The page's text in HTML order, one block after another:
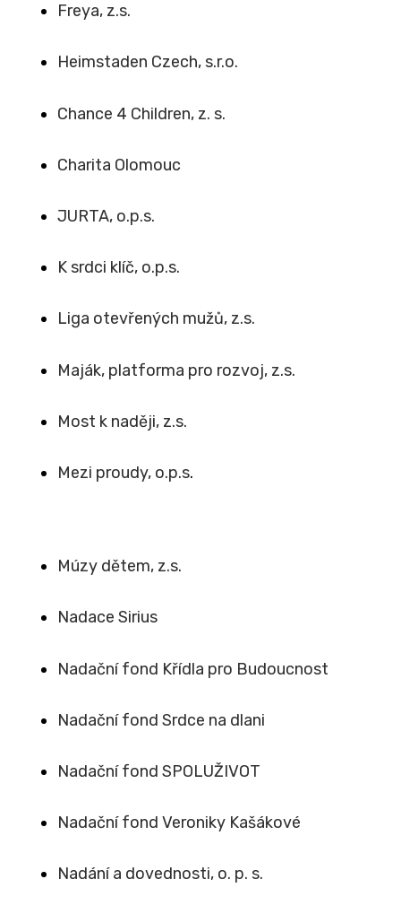
Freya, z.s.
Heimstaden Czech, s.r.o.
Chance 4 Children, z. s.
Charita Olomouc
JURTA, o.p.s.
K srdci klíč, o.p.s.
Liga otevřených mužů, z.s.
Maják, platforma pro rozvoj, z.s.
Most k naději, z.s.
Mezi proudy, o.p.s.
Múzy dětem, z.s.
Nadace Sirius
Nadační fond Křídla pro Budoucnost
Nadační fond Srdce na dlani
Nadační fond SPOLUŽIVOT
Nadační fond Veroniky Kašákové
Nadání a dovednosti, o. p. s.